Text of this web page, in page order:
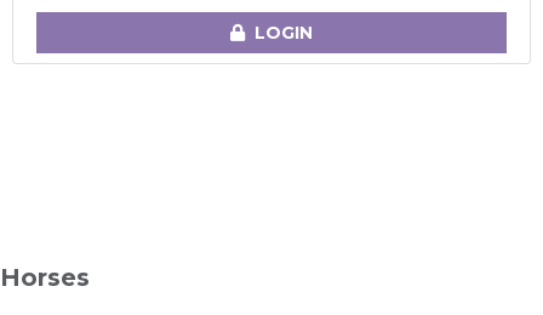
LOGIN
Horses